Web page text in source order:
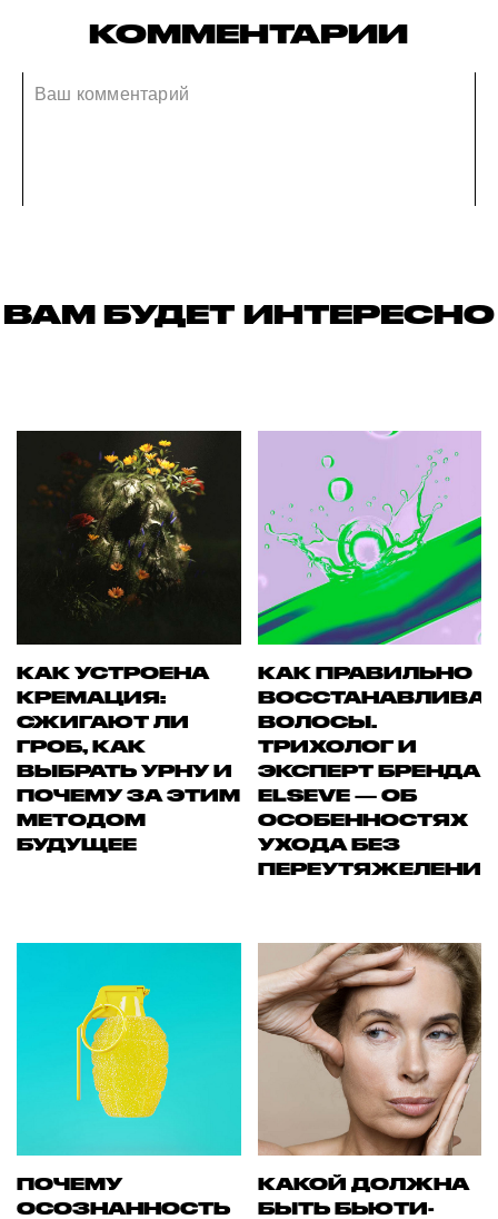
КОММЕНТАРИИ
ВАМ БУДЕТ ИНТЕРЕСНО
КАК УСТРОЕНА
КРЕМАЦИЯ:
СЖИГАЮТ ЛИ
ГРОБ, КАК
ВЫБРАТЬ УРНУ И
ПОЧЕМУ ЗА ЭТИМ
МЕТОДОМ
БУДУЩЕЕ
КАК ПРАВИЛЬНО
ВОЛОСЫ.
ТРИХОЛОГ И
ЭКСПЕРТ БРЕНДА
ELSEVE — ОБ
ОСОБЕННОСТЯХ
УХОДА БЕЗ
ПЕРЕУТЯЖЕЛЕНИЯ
ПОЧЕМУ
ОСОЗНАННОСТЬ
КАКОЙ ДОЛЖНА
БЫТЬ БЬЮТИ-